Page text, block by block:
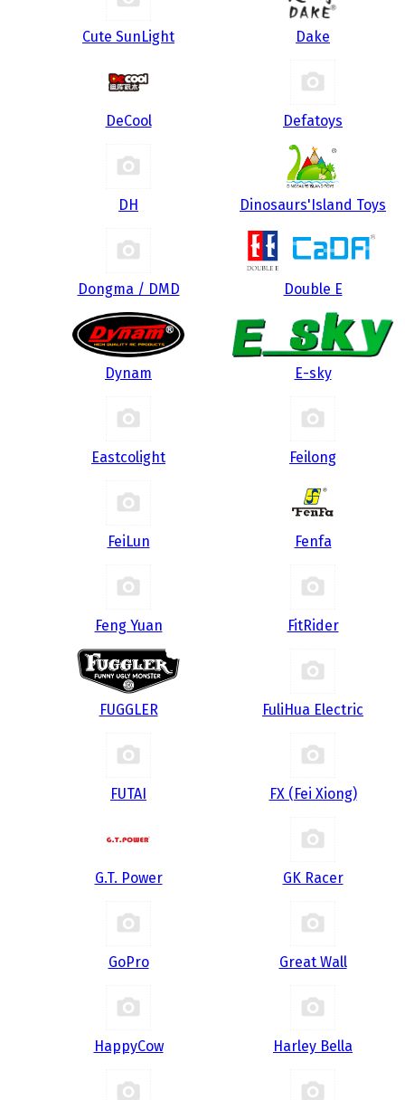
Cute SunLight Dake
DeCool Defatoys
DH Dinosaurs'Island Toys
Dongma / DMD Double E
Dynam E-sky
Eastcolight Feilong
FeiLun Fenfa
Feng Yuan FitRider
FUGGLER FuliHua Electric
FUTAI FX (Fei Xiong)
G.T. Power GK Racer
GoPro Great Wall
HappyCow Harley Bella